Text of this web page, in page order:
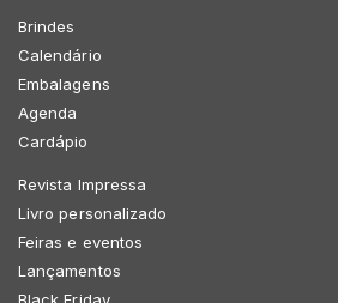
Brindes
Calendário
Embalagens
Agenda
Cardápio
Revista Impressa
Livro personalizado
Feiras e eventos
Lançamentos
Black Friday